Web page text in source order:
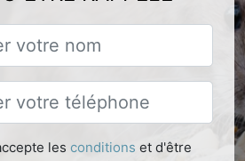
les conditions et d'être